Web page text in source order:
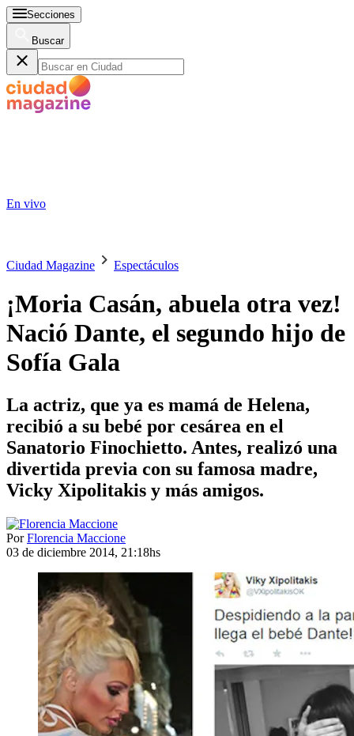
Secciones
Buscar
En vivo
Ciudad Magazine Espectáculos
¡Moria Casán, abuela otra vez!
Nació Dante, el segundo hijo de
Sofía Gala
La actriz, que ya es mamá de Helena,
recibió a su bebé por cesárea en el
Sanatorio Finochietto. Antes, realizó una
divertida previa con su famosa madre,
Vicky Xipolitakis y más amigos.
PorFlorencia Maccione
03 de diciembre 2014, 21:18hs